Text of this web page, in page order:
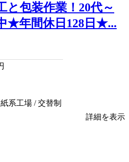
と包装作業！20代～
★年間休日128日★...
系工場 / 交替制
詳細を表示